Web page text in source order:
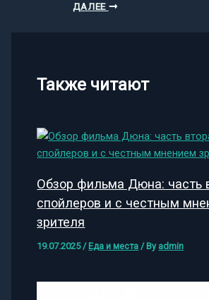
ДАЛЕЕ
Также читают
Обзор фильма Дюна: часть
спойлеров и с честным
зрителя
19.07.2025/ Еда и места / By admin